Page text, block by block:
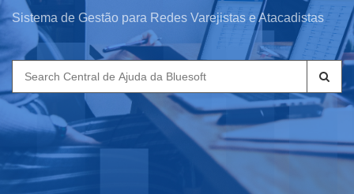
Sistema de Gestão para Redes Varejistas e Atacadistas
Search
for: